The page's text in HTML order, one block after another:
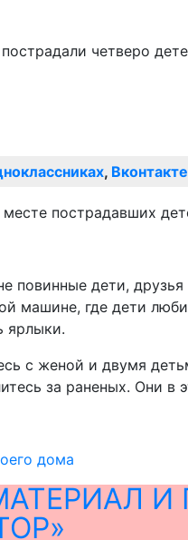
четверо
, Вконтакте
пострадавших
повинные дети,
машине, где дети
ярлыки.
с женой и двумя
за раненых. Они в
дома
И